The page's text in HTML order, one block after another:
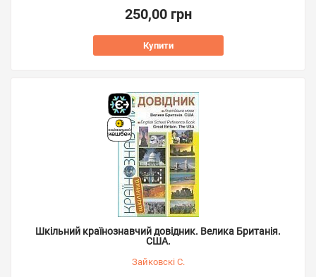
250,00 грн
Купити
Шкільний країнознавчий довідник. Велика Британія.
США.
Зайковскі С.